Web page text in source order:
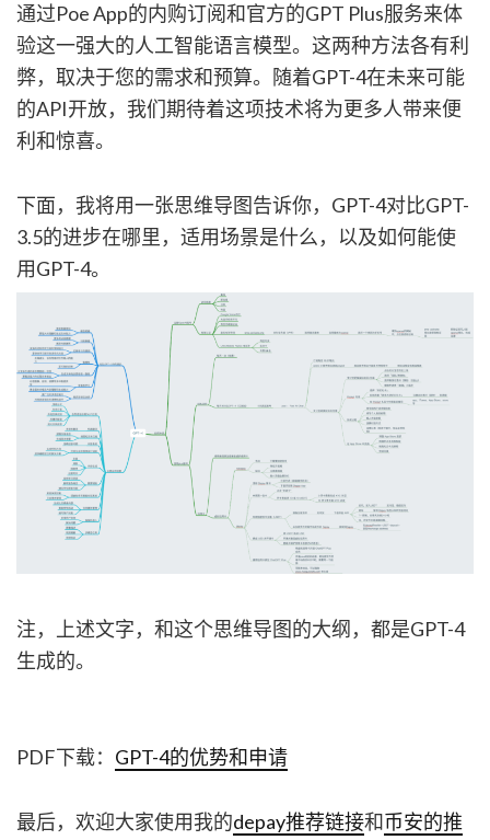
通过Poe App的内购订阅和官方的GPT Plus服务来体
验这一强大的人工智能语言模型。这两种方法各有利
弊，取决于您的需求和预算。随着GPT-4在未来可能
的API开放，我们期待着这项技术将为更多人带来便
利和惊喜。
下面，我将用一张思维导图告诉你，GPT-4对比GPT-
3.5的进步在哪里，适用场景是什么，以及如何能使
用GPT-4。
注，上述文字，和这个思维导图的大纲，都是GPT-4
生成的。
PDF下载： GPT-4的优势和申请
最后，欢迎大家使用我的depay推荐链接和币安的推